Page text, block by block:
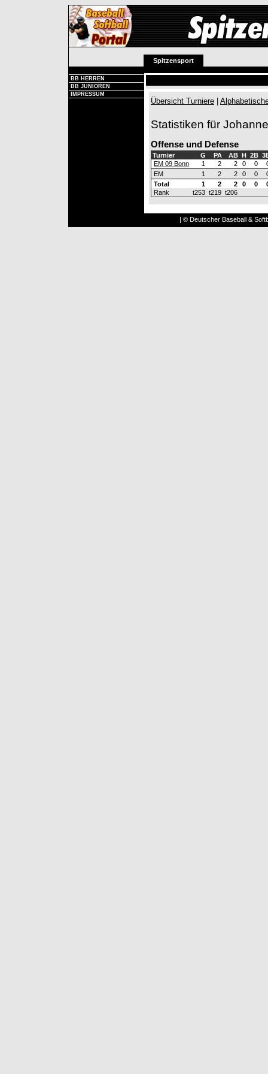
Spitzensport
BB HERREN
BB JUNIOREN
IMPRESSUM
Übersicht Turniere
Statistiken für
Offense und Defense
Turnier G PA AB H 2B
EM 09 Bonn
1 2 2 0 0
EM
1 2 2 0 0
Total
1 2 2 0 0
Rank
t253 t219 t206
| © Deutscher Baseball &